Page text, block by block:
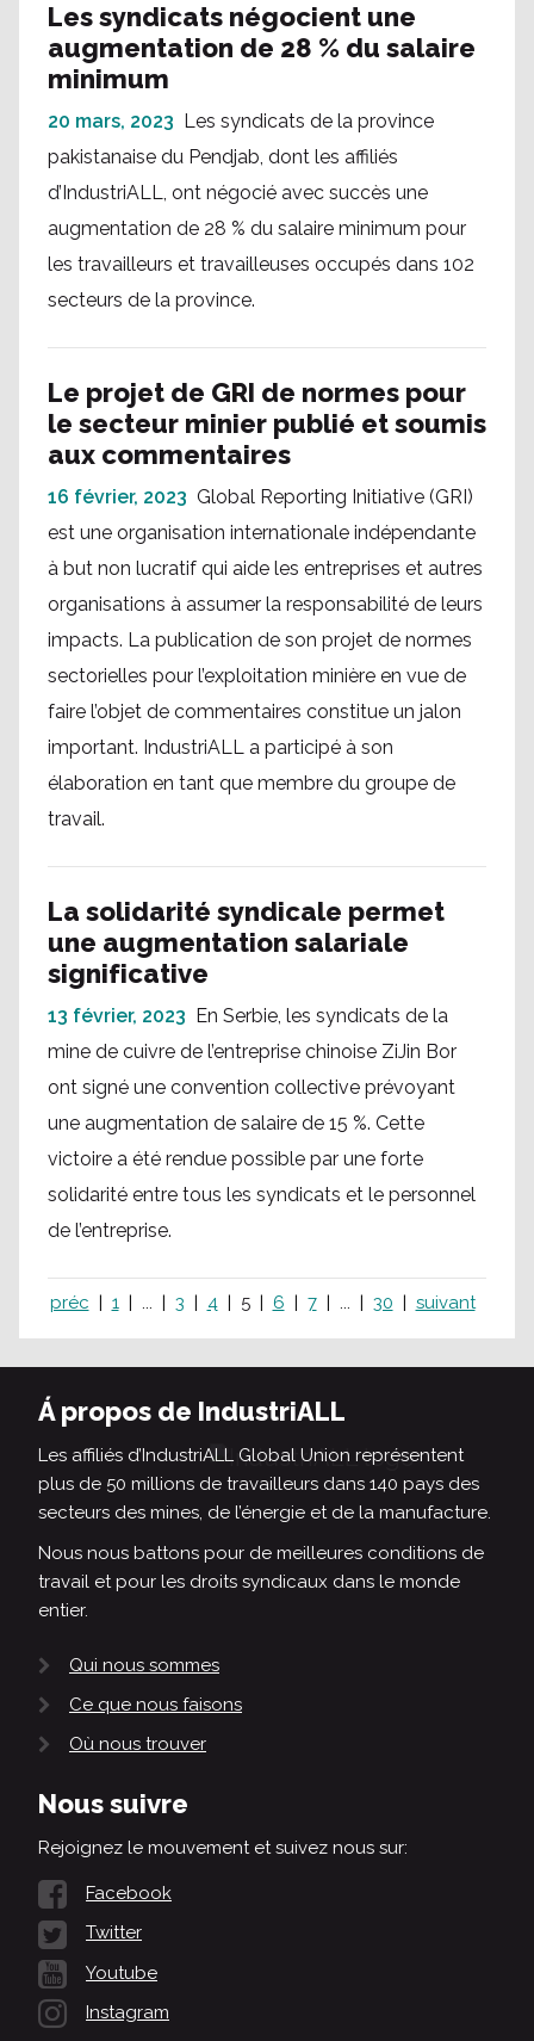
Les syndicats négocient une
augmentation de 28 % du salaire
minimum
20 mars, 2023 Les syndicats de la province
pakistanaise du Pendjab, dont les affiliés
d’IndustriALL, ont négocié avec succès une
augmentation de 28 % du salaire minimum pour
les travailleurs et travailleuses occupés dans 102
secteurs de la province.
Le projet de GRI de normes pour
le secteur minier publié et soumis
aux commentaires
16 février, 2023 Global Reporting Initiative (GRI)
est une organisation internationale indépendante
à but non lucratif qui aide les entreprises et autres
organisations à assumer la responsabilité de leurs
impacts. La publication de son projet de normes
sectorielles pour l’exploitation minière en vue de
faire l’objet de commentaires constitue un jalon
important. IndustriALL a participé à son
élaboration en tant que membre du groupe de
travail.
La solidarité syndicale permet
une augmentation salariale
significative
13 février, 2023 En Serbie, les syndicats de la
mine de cuivre de l’entreprise chinoise ZiJin Bor
ont signé une convention collective prévoyant
une augmentation de salaire de 15 %. Cette
victoire a été rendue possible par une forte
solidarité entre tous les syndicats et le personnel
de l’entreprise.
préc 1 ... 3 4 5 6 7 ... 30 suivant
Á propos de IndustriALL
Les affiliés d’IndustriALL Global Union représentent
plus de 50 millions de travailleurs dans 140 pays des
secteurs des mines, de l’énergie et de la manufacture.
Nous nous battons pour de meilleures conditions de
travail et pour les droits syndicaux dans le monde
entier.
Qui nous sommes
Ce que nous faisons
Où nous trouver
Nous suivre
Rejoignez le mouvement et suivez nous sur:
Facebook
Twitter
Youtube
Instagram